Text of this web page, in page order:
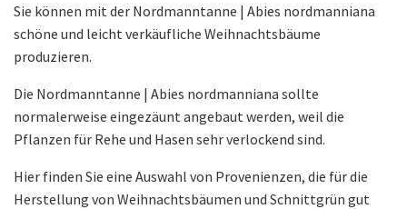
Sie können mit der Nordmanntanne | Abies nordmanniana
schöne und leicht verkäufliche Weihnachtsbäume
produzieren.
Die Nordmanntanne | Abies nordmanniana sollte
normalerweise eingezäunt angebaut werden, weil die
Pflanzen für Rehe und Hasen sehr verlockend sind.
Hier finden Sie eine Auswahl von Provenienzen, die für die
Herstellung von Weihnachtsbäumen und Schnittgrün gut